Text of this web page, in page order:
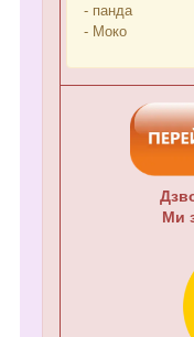
- панда
- Моко
Ми